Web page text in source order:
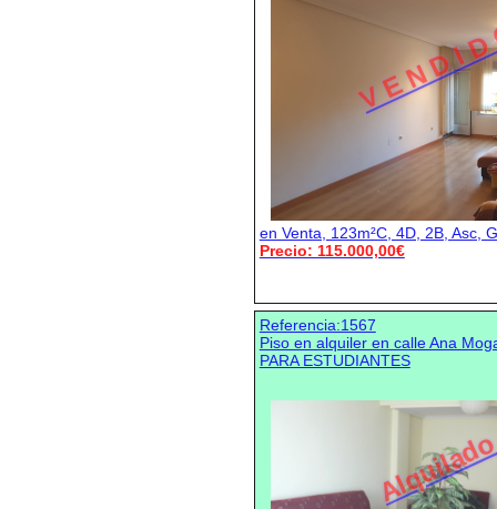
V E N D I
en Venta, 123m²C, 4D, 2B, Asc,
Precio: 115.000,00€
Referencia:1567
Piso en alquiler en calle Ana
PARA ESTUDIANTES